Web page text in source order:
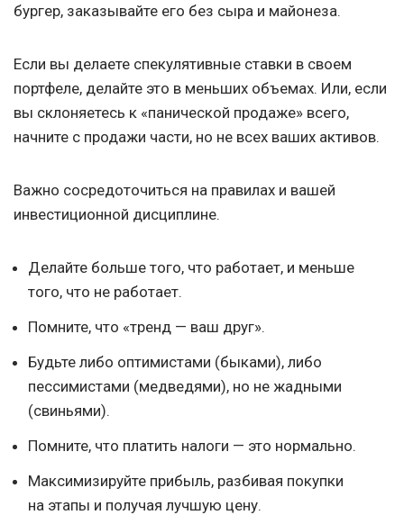
бургер, заказывайте его без сыра и майонеза.
Если вы делаете спекулятивные ставки в своем
портфеле, делайте это в меньших объемах. Или, если
вы склоняетесь к «панической продаже» всего,
начните с продажи части, но не всех ваших активов.
Важно сосредоточиться на правилах и вашей
инвестиционной дисциплине.
Делайте больше того, что работает, и меньше
того, что не работает.
Помните, что «тренд — ваш друг».
Будьте либо оптимистами (быками), либо
пессимистами (медведями), но не жадными
(свиньями).
Помните, что платить налоги — это нормально.
Максимизируйте прибыль, разбивая покупки
на этапы и получая лучшую цену.